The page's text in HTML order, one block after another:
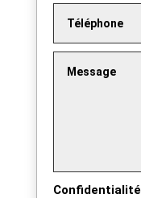
Confidentialité